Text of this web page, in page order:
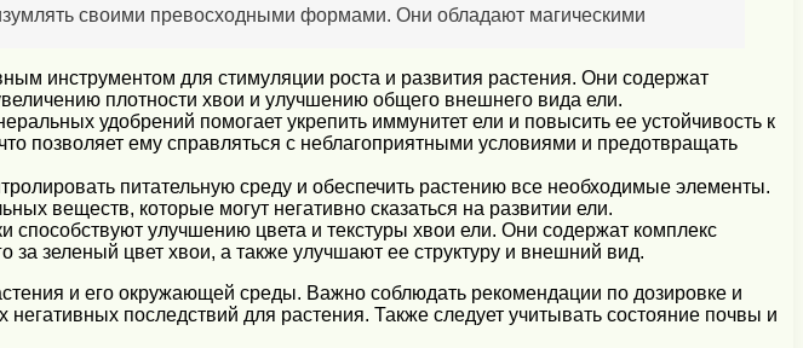
своими превосходными формами. Они обладают магическими
инструментом для стимуляции роста и развития растения. Они содержат
плотности хвои и улучшению общего внешнего вида ели.
удобрений помогает укрепить иммунитет ели и повысить ее устойчивость к
позволяет ему справляться с неблагоприятными условиями и предотвращать
питательную среду и обеспечить растению все необходимые элементы.
веществ, которые могут негативно сказаться на развитии ели.
улучшению цвета и текстуры хвои ели. Они содержат комплекс
зеленый цвет хвои, а также улучшают ее структуру и внешний вид.
и его окружающей среды. Важно соблюдать рекомендации по дозировке и
последствий для растения. Также следует учитывать состояние почвы и